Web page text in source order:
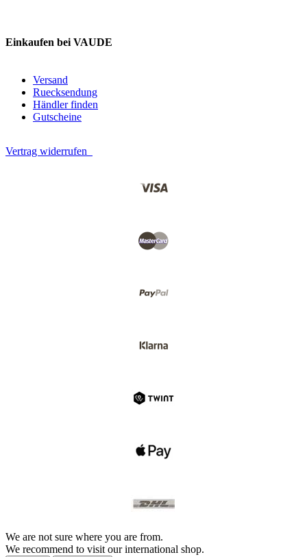
Einkaufen bei VAUDE
Versand
Ruecksendung
Händler finden
Gutscheine
Vertrag widerrufen
We are not sure where you are from.
We recommend to visit our international shop.